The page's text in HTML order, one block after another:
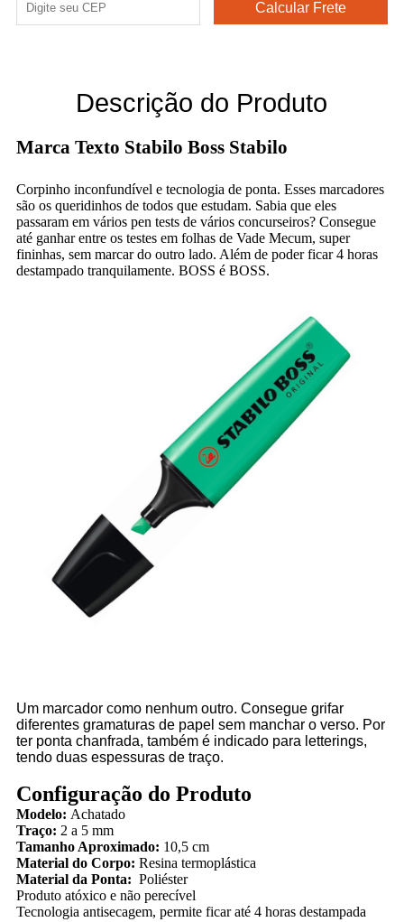
Descrição do Produto
Marca Texto Stabilo Boss Stabilo
Corpinho inconfundível e tecnologia de ponta. Esses marcadores
são os queridinhos de todos que estudam. Sabia que eles
passaram em vários pen tests de vários concurseiros? Consegue
até ganhar entre os testes em folhas de Vade Mecum, super
fininhas, sem marcar do outro lado. Além de poder ficar 4 horas
destampado tranquilamente. BOSS é BOSS.
Um marcador como nenhum outro. Consegue grifar
diferentes gramaturas de papel sem manchar o verso. Por
ter ponta chanfrada, também é indicado para letterings,
tendo duas espessuras de traço.
Configuração do Produto
Modelo: Achatado
Traço: 2 a 5 mm
Tamanho Aproximado: 10,5 cm
Material do Corpo: Resina termoplástica
Material da Ponta: Poliéster
Produto atóxico e não perecível
Tecnologia antisecagem, permite ficar até 4 horas destampada